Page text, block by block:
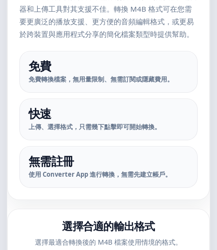
器和上傳工具對其支援不佳。轉換 M4B 格式可在您需
要更廣泛的播放支援、更方便的音頻編輯格式，或更易
於跨裝置與應用程式分享的簡化檔案類型時提供幫助。
免費
免費轉換檔案，無用量限制、無需訂閱或隱藏費用。
快速
上傳、選擇格式，只需幾下點擊即可開始轉換。
無需註冊
使用 Converter App 進行轉換，無需先建立帳戶。
選擇合適的輸出格式
選擇最適合轉換後的 M4B 檔案使用情境的格式。